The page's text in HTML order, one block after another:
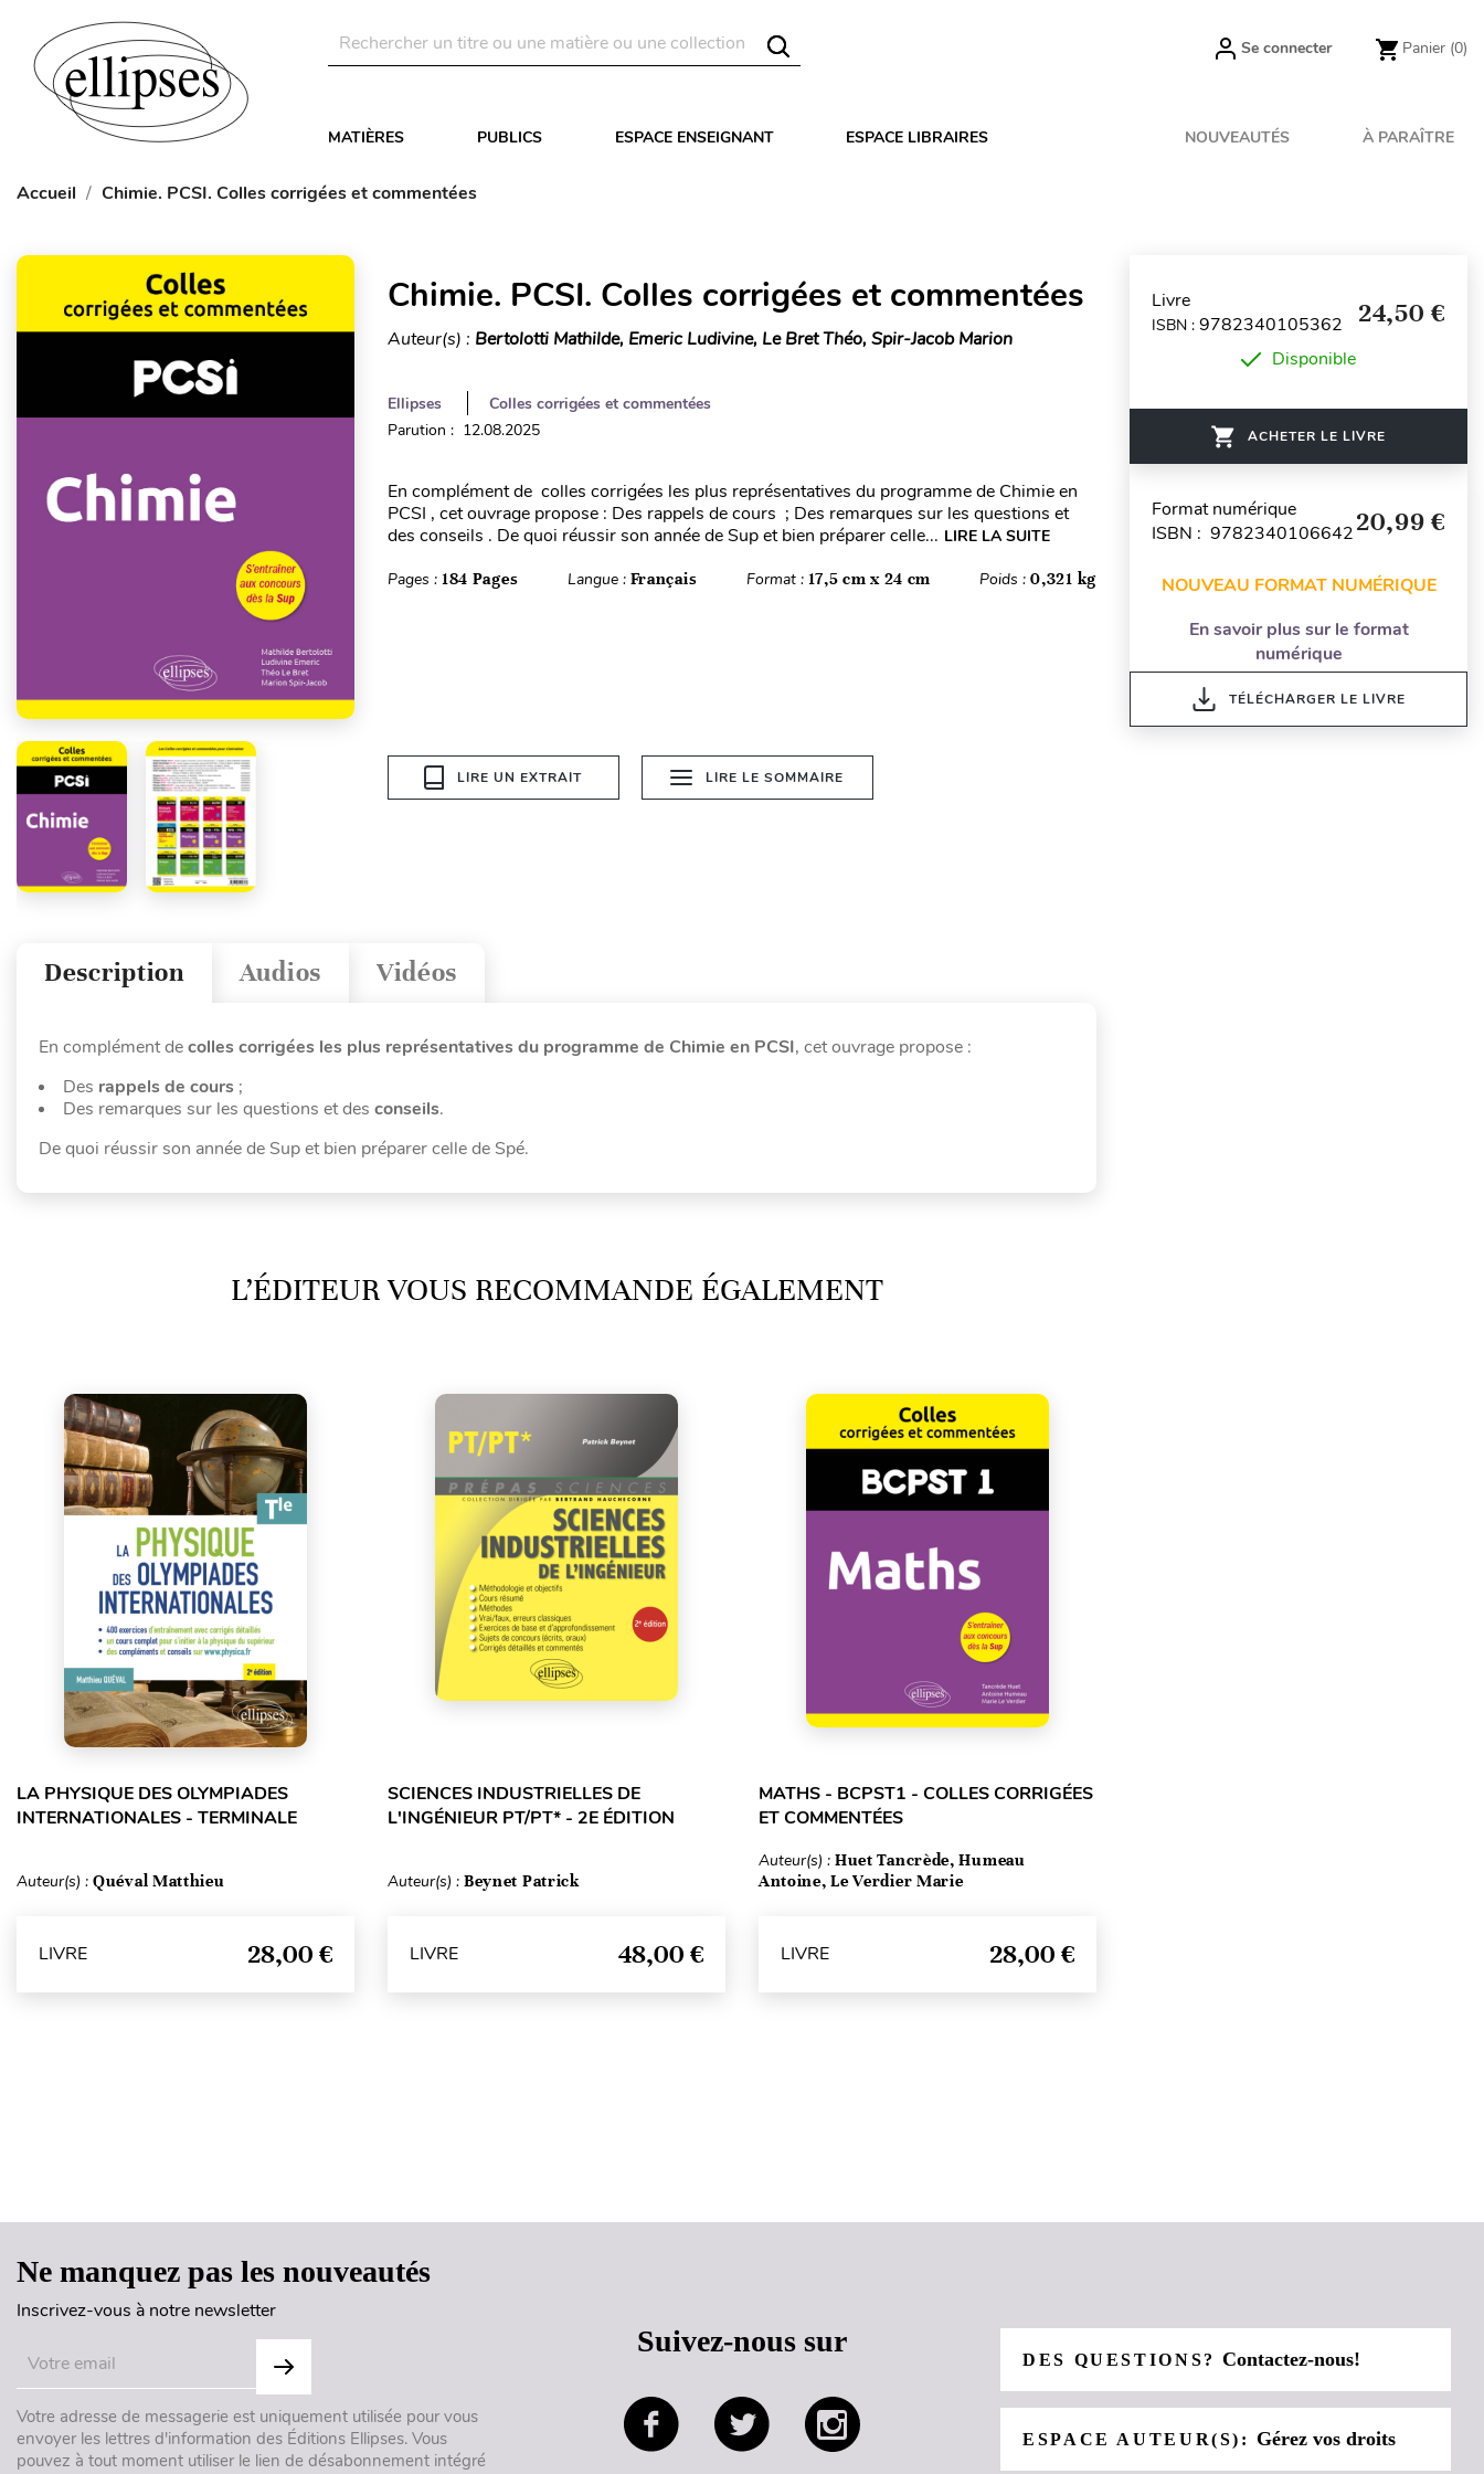
Se connecter Panier (0)
MATIÈRES PUBLICS ESPACE ENSEIGNANT ESPACE LIBRAIRES NOUVEAUTÉS À PARAÎTRE
Accueil Chimie. PCSI. Colles corrigées et commentées
Chimie. PCSI. Colles corrigées et commentées
Auteur(s) : Bertolotti Mathilde, Emeric Ludivine, Le Bret Théo, Spir-Jacob Marion
Ellipses
Colles corrigées et commentées
Parution : 12.08.2025
En complément de colles corrigées les plus représentatives du programme de Chimie en
PCSI , cet ouvrage propose : Des rappels de cours ; Des remarques sur les questions et
des conseils . De quoi réussir son année de Sup et bien préparer celle... LIRE LA SUITE
Pages : 184 Pages Langue : Français Format : 17,5 cm x 24 cm Poids :0,321 kg
LIRE UN EXTRAIT LIRE LE SOMMAIRE
Vidéos
Audios
Description
En complément decolles corrigées les plus représentatives du programme de Chimie en PCSI, cet ouvrage propose :
Des rappels de cours ;
Des remarques sur les questions et des conseils.
De quoi réussir son année de Sup et bien préparer celle de Spé.
L’ÉDITEUR VOUS RECOMMANDE ÉGALEMENT
LA PHYSIQUE DES OLYMPIADES
INTERNATIONALES - TERMINALE
Auteur(s) : Quéval Matthieu
LIVRE 28,00 €
SCIENCES INDUSTRIELLES DE
L'INGÉNIEUR PT/PT* - 2E ÉDITION
Auteur(s) : Beynet Patrick
LIVRE 48,00 €
MATHS - BCPST1 - COLLES CORRIGÉES
ET COMMENTÉES
Auteur(s) : Huet Tancrède, Humeau
Antoine, Le Verdier Marie
LIVRE 28,00 €
Livre
ISBN : 9782340105362 24,50 €
Disponible
ACHETER LE LIVRE
Format numérique
ISBN : 978234010664220,99 €
NOUVEAU FORMAT NUMÉRIQUE
En savoir plus sur le format
numérique
TÉLÉCHARGER LE LIVRE
Ne manquez pas les nouveautés
Inscrivez-vous à notre newsletter
Votre adresse de messagerie est uniquement utilisée pour vous
envoyer les lettres d'information des Éditions Ellipses. Vous
pouvez à tout moment utiliser le lien de désabonnement intégré
Suivez-nous sur
DES QUESTIONS?Contactez-nous!
ESPACE AUTEUR(S): Gérez vos droits